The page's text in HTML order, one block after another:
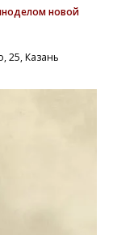
новой
25, Казань